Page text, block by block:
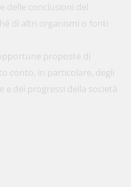
delle conclusioni del
di altri organismi o fonti
proposte di
conto, in particolare, degli
dei progressi della società